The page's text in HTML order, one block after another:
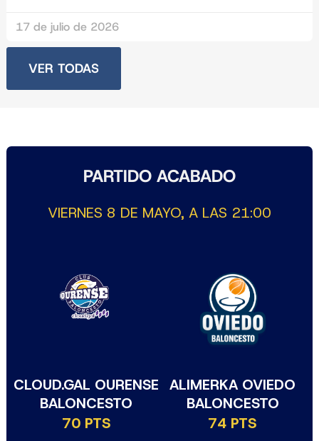
17 de julio de 2026
VER TODAS
PARTIDO ACABADO
VIERNES 8 DE MAYO, A LAS 21:00
CLOUD.GAL OURENSE
BALONCESTO
70 PTS
ALIMERKA OVIEDO
BALONCESTO
74 PTS